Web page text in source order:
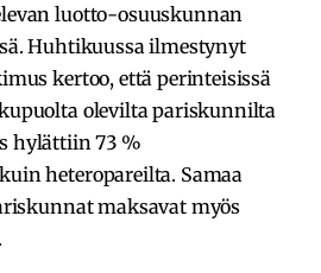
luotto-osuuskunnan
Huhtikuussa ilmestynyt
kertoo, että perinteisissä
olevilta pariskunnilta
hylättiin 73 %
heteropareilta. Samaa
maksavat myös